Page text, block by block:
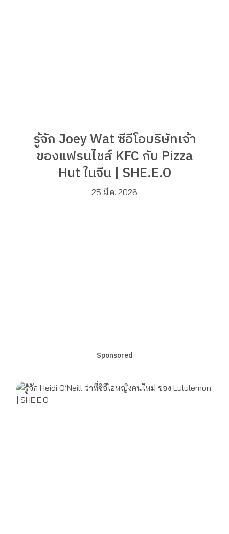
รู้จัก Joey Wat ซีอีโอบริษัทเจ้า
ของแฟรนไชส์ KFC กับ Pizza
Hut ในจีน | SHE.E.O
25 มี.ค. 2026
Sponsored